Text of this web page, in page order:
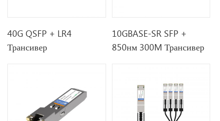
40G QSFP + LR4
Трансивер
10GBASE-SR SFP +
850нм 300M Трансивер